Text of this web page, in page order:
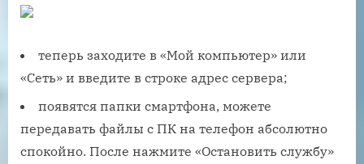
теперь заходите в «Мой компьютер» или
«Сеть» и введите в строке адрес сервера;
появятся папки смартфона, можете
передавать файлы с ПК на телефон абсолютно
спокойно. После нажмите «Остановить службу»